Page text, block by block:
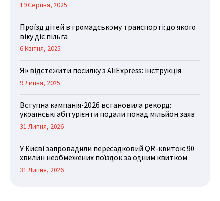
19 Серпня, 2025
Проїзд дітей в громадському транспорті: до якого
віку діє пільга
6 Квітня, 2025
Як відстежити посилку з AliExpress: інструкція
9 Липня, 2025
Вступна кампанія-2026 встановила рекорд:
українські абітурієнти подали понад мільйон заяв
31 Липня, 2026
У Києві запровадили пересадковий QR-квиток: 90
хвилин необмежених поїздок за одним квитком
31 Липня, 2026